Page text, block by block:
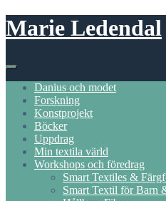
Skip
to
Marie Ledendal
Danius och modet
Forskning
Konstprojekt
Böcker
Uppdrag
Min textila värld
Workshops och föredrag
Smart Textiles &
Smart Textil för Barn